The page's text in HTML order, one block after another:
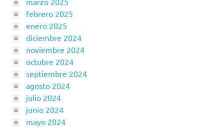
febrero 2025
enero 2025
diciembre 2024
noviembre 2024
octubre 2024
septiembre 2024
agosto 2024
julio 2024
junio 2024
mayo 2024